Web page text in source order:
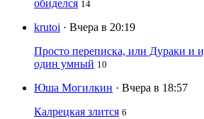
обиделся 14
krutoi · Вчера в 20:19
Просто переписка, или Дураки и
один умный 10
Юша Могилкин · Вчера в 18:57
Калрецкая злится 6